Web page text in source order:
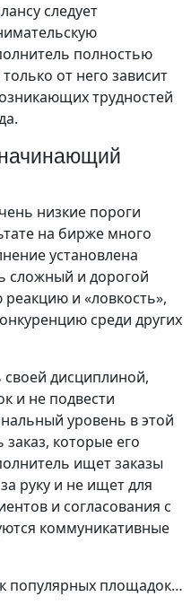
следует
полностью
от него зависит
трудностей
низкие пороги
на бирже много
установлена
сложный и дорогой
и «ловкость»,
среди других
дисциплиной,
и не подвести
уровень в этой
которые его
ищет заказы
руку и не ищет для
и согласования с
коммуникативные
популярных площадок…